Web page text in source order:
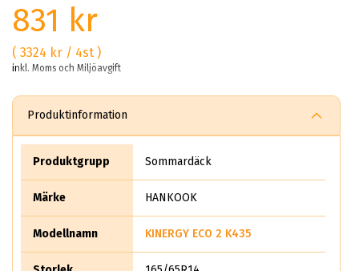
831 kr
( 3324 kr / 4st )
inkl. Moms och Miljöavgift
Produktinformation
Produktgrupp Sommardäck
Märke HANKOOK
Modellnamn KINERGY ECO 2 K435